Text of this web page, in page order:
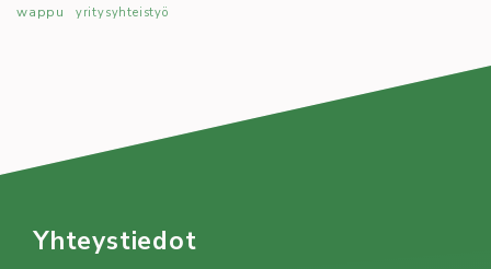
wappu yritysyhteistyö
Yhteystiedot